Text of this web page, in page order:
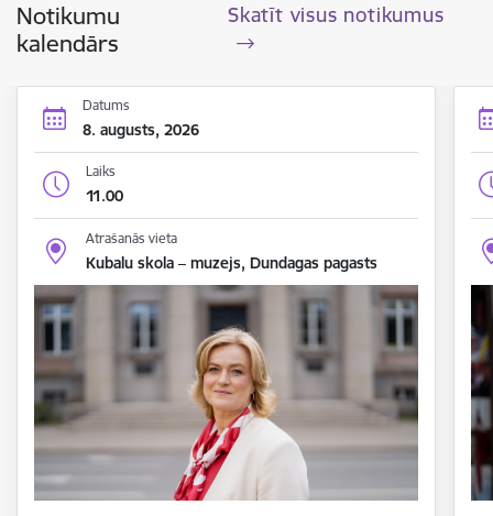
Notikumu
kalendārs
Skatīt visus notikumus
Datums
8. augusts, 2026
Laiks
11.00
Atrašanās vieta
Kubalu skola – muzejs, Dundagas pagasts